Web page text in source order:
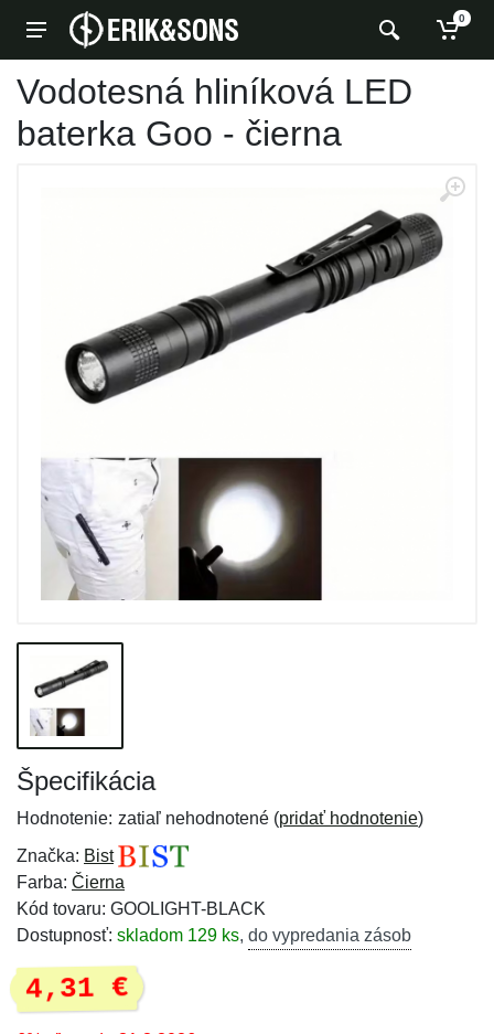
0
Vodotesná hliníková LED
baterka Goo - čierna
Špecifikácia
Hodnotenie: zatiaľ nehodnotené (pridať hodnotenie)
Značka: Bist
Farba: Čierna
Kód tovaru: GOOLIGHT-BLACK
Dostupnosť: skladom 129 ks, do vypredania zásob
4,31 €